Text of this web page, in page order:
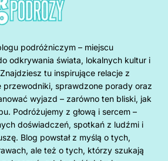
podróżniczym – miejscu
odkrywania świata, lokalnych kultur i
tu inspirujące relacje z
sprawdzone porady oraz
wyjazd – zarówno ten bliski, jak
Podróżujemy z głową i sercem –
doświadczeń, spotkań z ludźmi i
Blog powstał z myślą o tych,
ale też o tych, którzy szukają